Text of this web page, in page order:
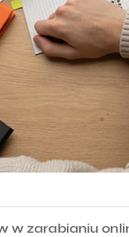
w zarabianiu